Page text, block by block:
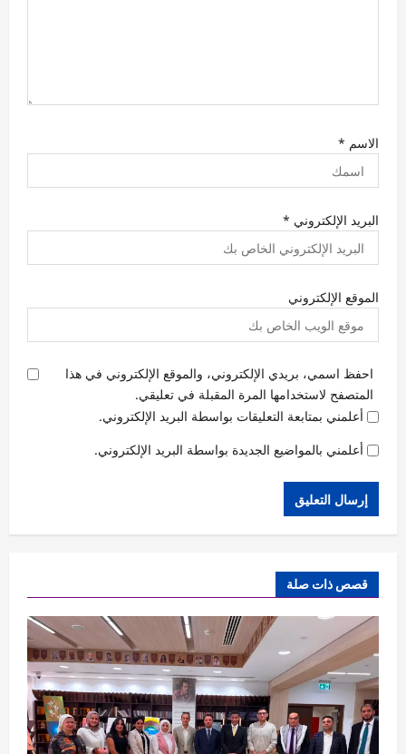
الاسم *
البريد الإلكتروني *
الموقع الإلكتروني
احفظ اسمي، بريدي الإلكتروني، والموقع الإلكتروني في هذا
المتصفح لاستخدامها المرة المقبلة في تعليقي.
أعلمني بمتابعة التعليقات بواسطة البريد الإلكتروني.
أعلمني بالمواضيع الجديدة بواسطة البريد الإلكتروني.
قصص ذات صلة